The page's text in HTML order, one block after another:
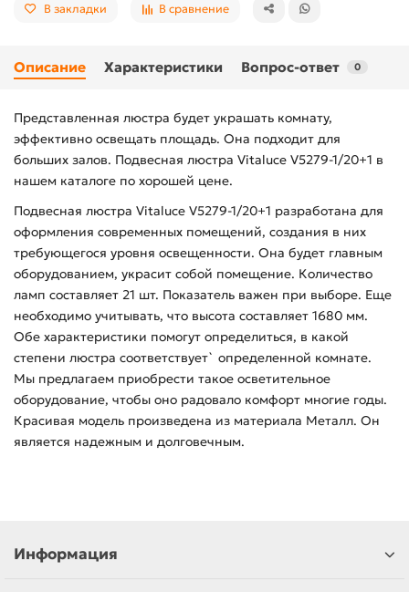
В закладки В сравнение
Описание Характеристики Вопрос-ответ 0
Представленная люстра будет украшать комнату,
эффективно освещать площадь. Она подходит для
больших залов. Подвесная люстра Vitaluce V5279-1/20+1 в
нашем каталоге по хорошей цене.
Подвесная люстра Vitaluce V5279-1/20+1 разработана для
оформления современных помещений, создания в них
требующегося уровня освещенности. Она будет главным
оборудованием, украсит собой помещение. Количество
ламп составляет 21 шт. Показатель важен при выборе. Еще
необходимо учитывать, что высота составляет 1680 мм.
Обе характеристики помогут определиться, в какой
степени люстра соответствует` определенной комнате.
Мы предлагаем приобрести такое осветительное
оборудование, чтобы оно радовало комфорт многие годы.
Красивая модель произведена из материала Металл. Он
является надежным и долговечным.
Информация